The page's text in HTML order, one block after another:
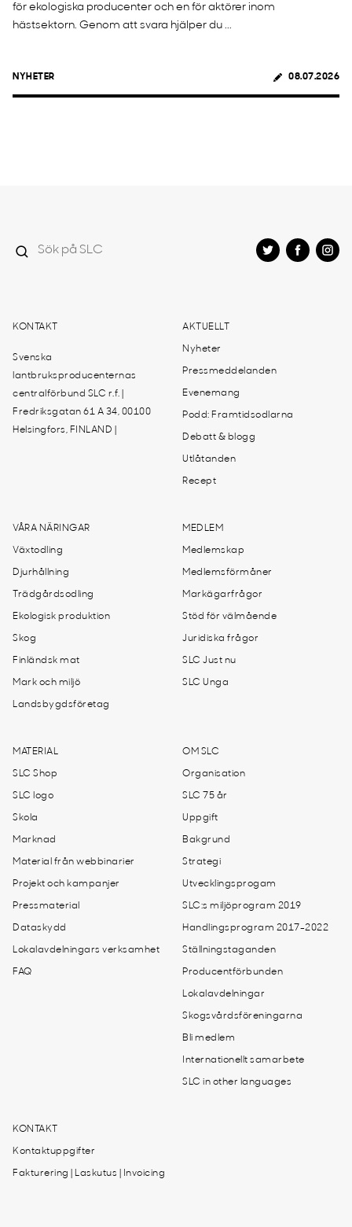
för ekologiska producenter och en för aktörer inom
hästsektorn. Genom att svara hjälper du ...
NYHETER 08.07.2026
KONTAKT
Svenska
lantbruksproducenternas
centralförbund SLC r.f. |
Fredriksgatan 61 A 34, 00100
Helsingfors, FINLAND |
AKTUELLT
Nyheter
Pressmeddelanden
Evenemang
Podd: Framtidsodlarna
Debatt & blogg
Utlåtanden
Recept
VÅRA NÄRINGAR
Växtodling
Djurhållning
Trädgårdsodling
Ekologisk produktion
Skog
Finländsk mat
Mark och miljö
Landsbygdsföretag
MEDLEM
Medlemskap
Medlemsförmåner
Markägarfrågor
Stöd för välmående
Juridiska frågor
SLC Just nu
SLC Unga
MATERIAL
SLC Shop
SLC logo
Skola
Marknad
Material från webbinarier
Projekt och kampanjer
Pressmaterial
Dataskydd
Lokalavdelningars verksamhet
FAQ
OM SLC
Organisation
SLC 75 år
Uppgift
Bakgrund
Strategi
Utvecklingsprogam
SLC:s miljöprogram 2019
Handlingsprogram 2017-2022
Ställningstaganden
Producentförbunden
Lokalavdelningar
Skogsvårdsföreningarna
Bli medlem
Internationellt samarbete
SLC in other languages
KONTAKT
Kontaktuppgifter
Fakturering | Laskutus | Invoicing